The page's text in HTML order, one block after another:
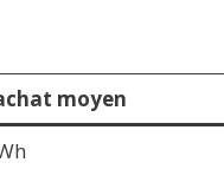
moyen